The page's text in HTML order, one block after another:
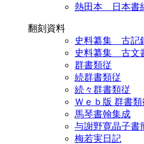
熱田本 日本書
翻刻資料
史料纂集 古記
史料纂集 古文
群書類従
続群書類従
続々群書類従
Ｗｅｂ版 群書類
馬琴書翰集成
与謝野寛晶子書
梅若実日記